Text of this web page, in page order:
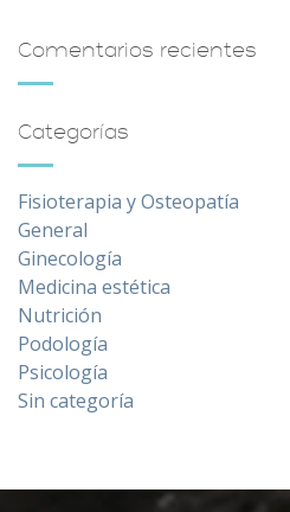
Comentarios recientes
Categorías
Fisioterapia y Osteopatía
General
Ginecología
Medicina estética
Nutrición
Podología
Psicología
Sin categoría